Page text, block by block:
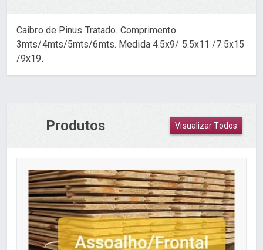
Caibro de Pinus Tratado. Comprimento
3mts/4mts/5mts/6mts. Medida 4.5x9/ 5.5x11 /7.5x15
/9x19.
Produtos Visualizar Todos